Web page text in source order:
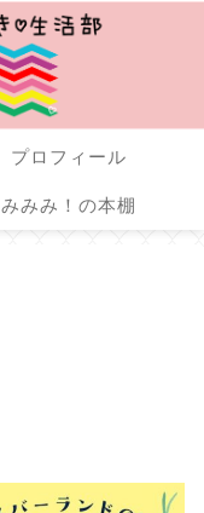
プロフィール
みみみ！の本棚